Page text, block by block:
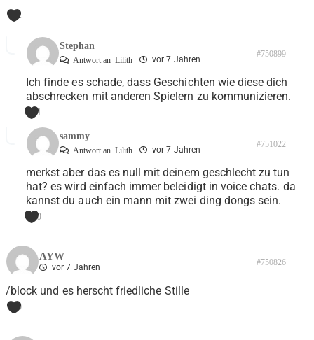
1
Stephan
Antwort an Lilith vor 7 Jahren
#750899
Ich finde es schade, dass Geschichten wie diese dich
abschrecken mit anderen Spielern zu kommunizieren.
1
sammy
Antwort an Lilith vor 7 Jahren
#751022
merkst aber das es null mit deinem geschlecht zu tun
hat? es wird einfach immer beleidigt in voice chats. da
kannst du auch ein mann mit zwei ding dongs sein.
0
AYW
vor 7 Jahren #750826
/block und es herscht friedliche Stille
0